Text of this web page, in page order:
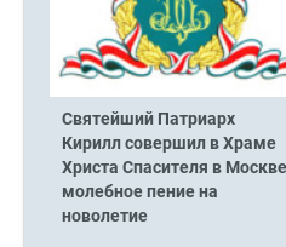
Святейший Патриарх
Кирилл совершил в Храме
Христа Спасителя в Москве
молебное пение на
новолетие